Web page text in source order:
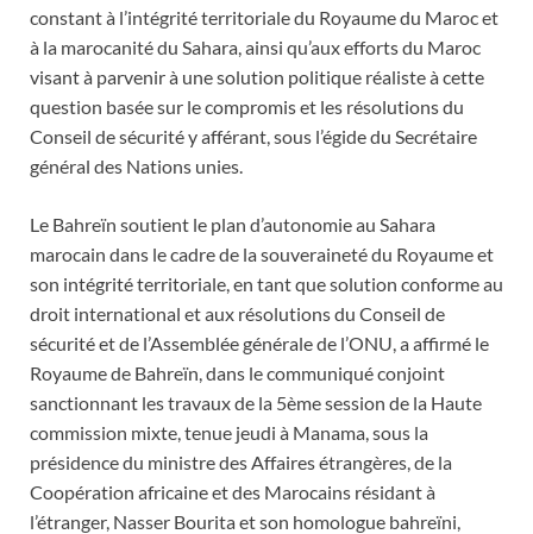
constant à l’intégrité territoriale du Royaume du Maroc et
à la marocanité du Sahara, ainsi qu’aux efforts du Maroc
visant à parvenir à une solution politique réaliste à cette
question basée sur le compromis et les résolutions du
Conseil de sécurité y afférant, sous l’égide du Secrétaire
général des Nations unies.
Le Bahreïn soutient le plan d’autonomie au Sahara
marocain dans le cadre de la souveraineté du Royaume et
son intégrité territoriale, en tant que solution conforme au
droit international et aux résolutions du Conseil de
sécurité et de l’Assemblée générale de l’ONU, a affirmé le
Royaume de Bahreïn, dans le communiqué conjoint
sanctionnant les travaux de la 5ème session de la Haute
commission mixte, tenue jeudi à Manama, sous la
présidence du ministre des Affaires étrangères, de la
Coopération africaine et des Marocains résidant à
l’étranger, Nasser Bourita et son homologue bahreïni,